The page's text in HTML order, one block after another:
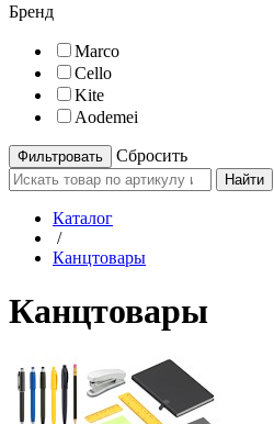
Бренд
Marco
Cello
Kite
Aodemei
Cбросить
Найти
Каталог
/
Канцтовары
Канцтовары